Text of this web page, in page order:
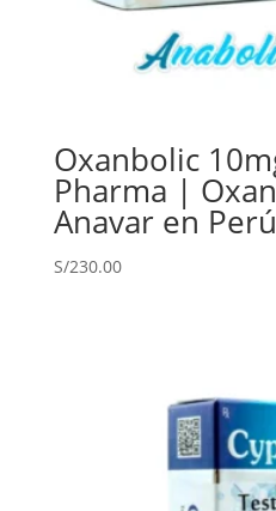
Oxanbolic
Pharma |
Anavar en Perú
S/230.00